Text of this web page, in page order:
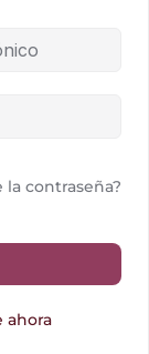
la contraseña?
ahora